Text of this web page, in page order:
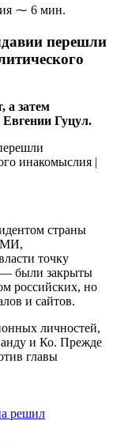
⁓ 6 мин.
перешли
а затем
Евгении Гуцул.
страны
точку
— были закрыты
российских, но
и сайтов.
личностей,
и Ко. Прежде
главы
решил